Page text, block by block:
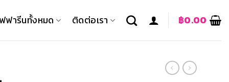
ฟารีนทั้งหมด ติดต่อเรา ฿0.00